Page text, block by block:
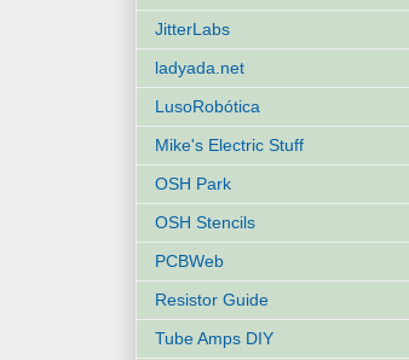
JitterLabs
ladyada.net
LusoRobótica
Mike's Electric Stuff
OSH Park
OSH Stencils
PCBWeb
Resistor Guide
Tube Amps DIY